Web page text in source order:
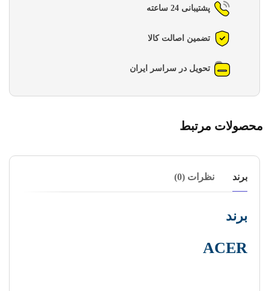
پشتیبانی 24 ساعته
تضمین اصالت کالا
تحویل در سراسر ایران
محصولات مرتبط
برند نظرات (0)
برند
ACER